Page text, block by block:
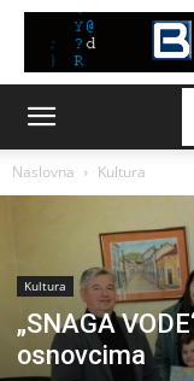
Naslovna Kultura
Kultura
„SNAGA
osnovcima